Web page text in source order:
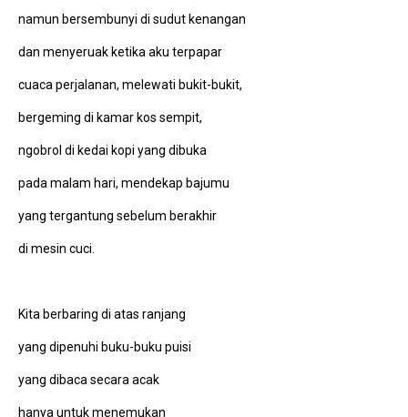
namun bersembunyi di sudut kenangan
dan menyeruak ketika aku terpapar
cuaca perjalanan, melewati bukit-bukit,
bergeming di kamar kos sempit,
ngobrol di kedai kopi yang dibuka
pada malam hari, mendekap bajumu
yang tergantung sebelum berakhir
di mesin cuci.
Kita berbaring di atas ranjang
yang dipenuhi buku-buku puisi
yang dibaca secara acak
hanya untuk menemukan